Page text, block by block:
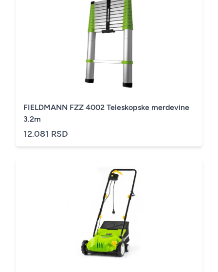
FIELDMANN FZZ 4002 Teleskopske merdevine
3.2m
12.081 RSD